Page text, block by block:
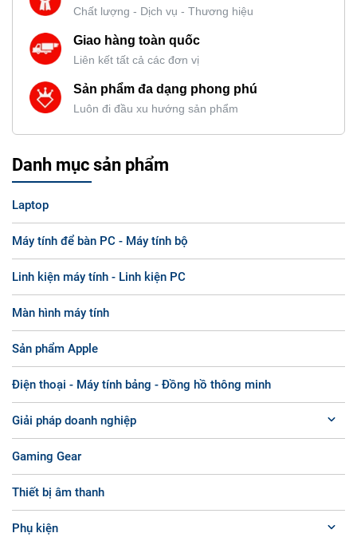
Chất lượng - Dịch vụ - Thương hiệu
Giao hàng toàn quốc
Liên kết tất cả các đơn vị
Sản phẩm đa dạng phong phú
Luôn đi đầu xu hướng sản phẩm
Danh mục sản phẩm
Laptop
Máy tính để bàn PC - Máy tính bộ
Linh kiện máy tính - Linh kiện PC
Màn hình máy tính
Sản phẩm Apple
Điện thoại - Máy tính bảng - Đồng hồ thông minh
Giải pháp doanh nghiệp
Gaming Gear
Thiết bị âm thanh
Phụ kiện